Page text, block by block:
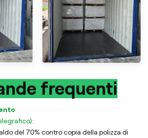
frequenti
del 70% contro copia della polizza di